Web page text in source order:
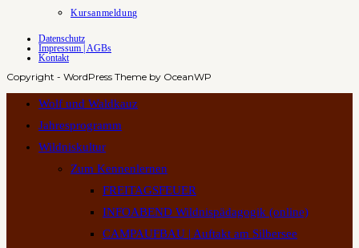
Kursanmeldung
Datenschutz
Impressum | AGBs
Kontakt
Copyright - WordPress Theme by OceanWP
Wolf und Waldkauz
Jahresprogramm
Wildniskultur
Zum Kennenlernen
FREITAGSFEUER
INFOABEND Wildnispädagogik (online)
CAMPAUFBAU | Auftakt am Silbersee